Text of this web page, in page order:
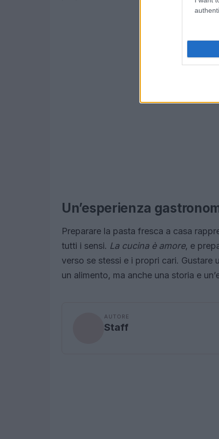
Un’esperienza
Preparare la pasta fresca a casa
tutti i sensi. La cucina è amore, e
verso se stessi e i propri cari.
un alimento, ma anche una storia e
AUTORE
Staff